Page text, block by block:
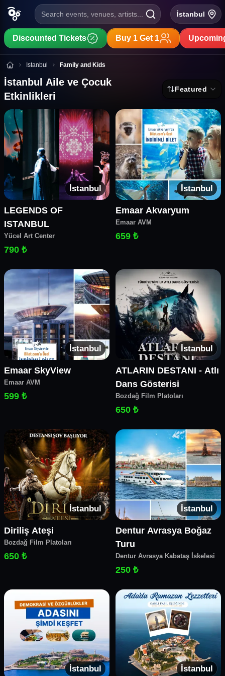
Search events, venues, artists... İstanbul
Discounted Tickets Buy 1 Get 1
İstanbul Aile ve Çocuk Etkinlikleri
Istanbul Family and Kids
İstanbul Aile ve Çocuk
Etkinlikleri
Featured
İstanbul
LEGENDS OF
ISTANBUL
Yücel Art Center
790 ₺
İstanbul
Emaar Akvaryum
Emaar AVM
659 ₺
İstanbul
Emaar SkyView
Emaar AVM
599 ₺
İstanbul
ATLARIN DESTANI - Atlı
Dans Gösterisi
Bozdağ Film Platoları
650 ₺
İstanbul
Diriliş Ateşi
Bozdağ Film Platoları
650 ₺
İstanbul
Dentur Avrasya Boğaz
Turu
Dentur Avrasya Kabataş İskelesi
250 ₺
İstanbul İstanbul